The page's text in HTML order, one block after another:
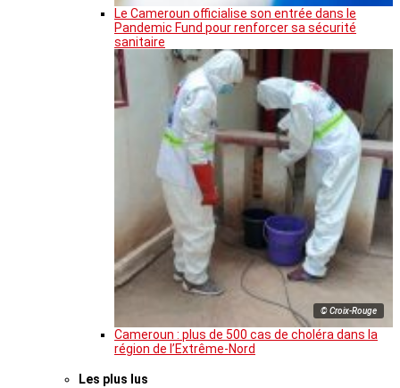
Le Cameroun officialise son entrée dans le
Pandemic Fund pour renforcer sa sécurité
sanitaire
© Croix-Rouge
Cameroun : plus de 500 cas de choléra dans la
région de l’Extrême-Nord
Les plus lus